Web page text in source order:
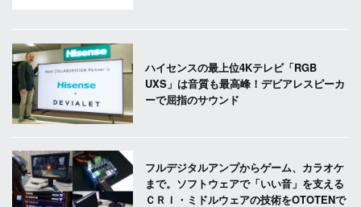
ハイセンスの最上位4Kテレビ「RGB
UXS」は音質も最高峰！デビアレスピーカ
ーで屈指のサウンド
フルデジタルアンプからゲーム、カラオケ
まで。ソフトウェアで「いい音」を支える
ＣＲＩ・ミドルウェアの技術をOTOTENで